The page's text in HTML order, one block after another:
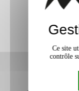
Ce site
contrôle